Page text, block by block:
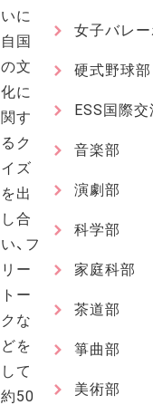
いに
自国
の文
化に
関す
るク
イズ
を出
し合
い、フ
リー
トー
クな
どを
して
約50
女子バレ
硬式野球部
ESS国際交
音楽部
演劇部
科学部
家庭科部
茶道部
箏曲部
美術部